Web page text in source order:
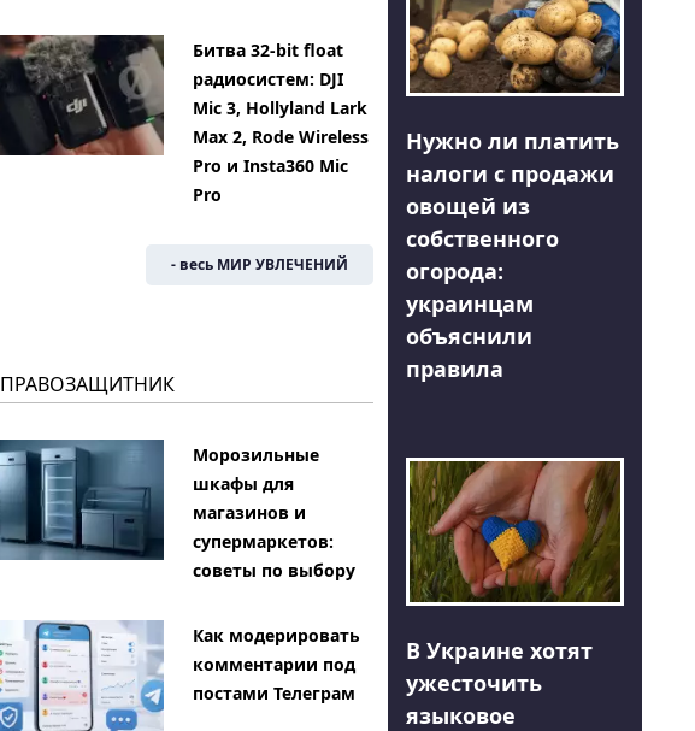
Битва 32-bit float
радиосистем: DJI
Mic 3, Hollyland Lark
Max 2, Rode Wireless
Pro и Insta360 Mic
Pro
- весь МИР УВЛЕЧЕНИЙ
ПРАВОЗАЩИТНИК
Морозильные
шкафы для
магазинов и
супермаркетов:
советы по выбору
Как модерировать
комментарии под
постами Телеграм
Нужно ли платить
налоги с продажи
овощей из
собственного
огорода:
украинцам
объяснили
правила
В Украине хотят
ужесточить
языковое